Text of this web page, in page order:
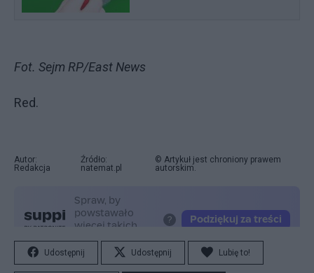
Fot. Sejm RP/East News
Red.
Autor:
Redakcja
Źródło:
natemat.pl
© Artykuł jest chroniony prawem
autorskim.
Udostępnij Udostępnij Lubię to!